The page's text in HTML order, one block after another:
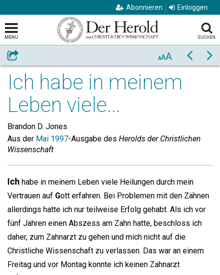
Abonnieren Einloggen
MENU SUCHEN
Weiterempfehlen AAA Zurück
Ich habe in meinem
Leben viele...
Brandon D. Jones
Aus der Mai 1997-Ausgabe des Herolds der Christlichen
Wissenschaft
Ich habe in meinem Leben viele Heilungen durch mein
Vertrauen auf Gott erfahren. Bei Problemen mit den Zähnen
allerdings hatte ich nur teilweise Erfolg gehabt. Als ich vor
fünf Jahren einen Abszess am Zahn hatte, beschloss ich
daher, zum Zahnarzt zu gehen und mich nicht auf die
Christliche Wissenschaft zu verlassen. Das war an einem
Freitag und vor Montag konnte ich keinen Zahnarzt